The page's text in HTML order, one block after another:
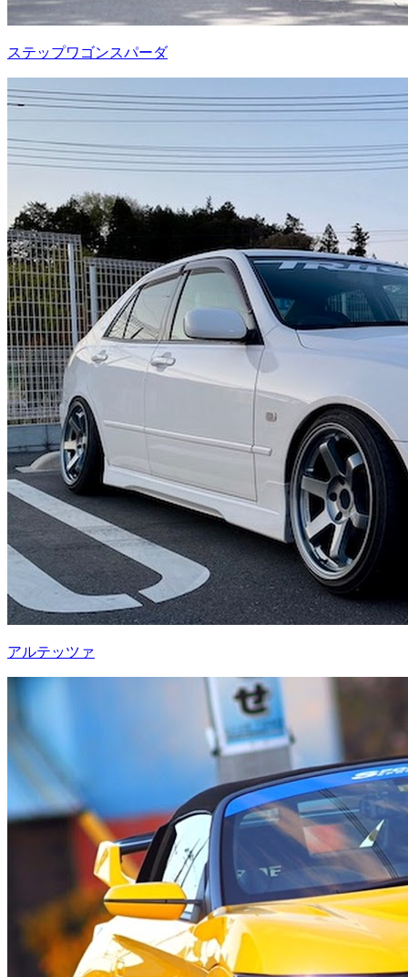
ステップワゴンスパーダ
アルテッツァ